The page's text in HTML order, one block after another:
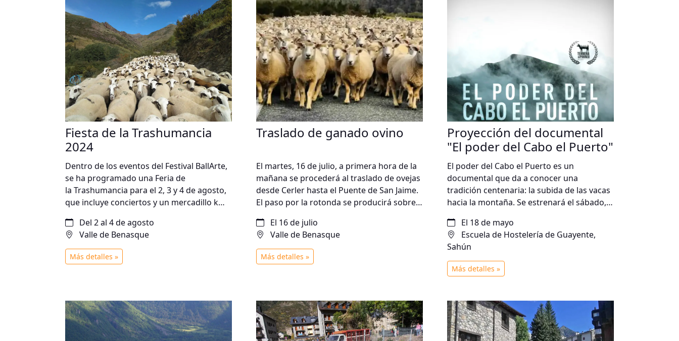
Valle de Benasque y la entrega del premio
«Guardián del Territorio».
Fiesta de la Trashumancia
2024
Dentro de los eventos del Festival BallArte,
se ha programado una Feria de
la Trashumancia para el 2, 3 y 4 de agosto,
que incluye conciertos y un mercadillo km.
Del 2 al 4 de agosto
Valle de Benasque
Más detalles »
Traslado de ganado ovino
El martes, 16 de julio, a primera hora de la
mañana se procederá al traslado de ovejas
desde Cerler hasta el Puente de San Jaime.
El paso por la rotonda se producirá sobre
El 16 de julio
Valle de Benasque
Más detalles »
Proyección del documental
"El poder del Cabo el Puerto"
El poder del Cabo el Puerto es un
documental que da a conocer una
tradición centenaria: la subida de las vacas
hacia la montaña. Se estrenará el sábado,
proyección, mesa redonda con expertos de
agroturismo y ganadería extensiva y
degustación de la receta de estofado de
ternera de la Escuela de Hostelería
Guayente.
El 18 de mayo
Escuela de Hostelería de Guayente,
Sahún
Más detalles »